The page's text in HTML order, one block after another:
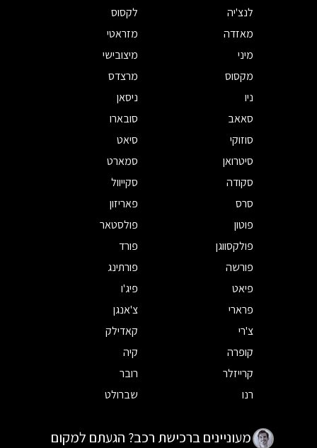
לנצ'יה
לקסוס
מאזדה
מזראטי
מיני
מיצובישי
מקסוס
מרצדס
ניו
ניסאן
סאאב
סובארו
סוזוקי
סיאט
סיטרואן
סמארט
סקודה
סקייוול
סרס
פאריזון
פוטון
פולסטאר
פולקסווגן
פורד
פורשה
פורתינג
פיאט
פיג'ו
פרארי
צ'אנגן
צ'רי
קאדילק
קופרה
קיה
קרייזלר
רובר
רנו
שברולט
מעוניינים ברכישת רכב? הגעתם למקום